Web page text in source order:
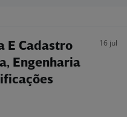
E Cadastro
Engenharia
16 jul